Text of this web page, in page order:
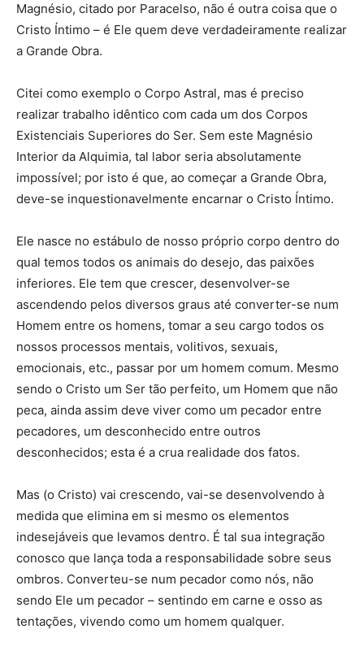
Magnésio, citado por Paracelso, não é outra coisa que o
Cristo Íntimo – é Ele quem deve verdadeiramente realizar
a Grande Obra.
Citei como exemplo o Corpo Astral, mas é preciso
realizar trabalho idêntico com cada um dos Corpos
Existenciais Superiores do Ser. Sem este Magnésio
Interior da Alquimia, tal labor seria absolutamente
impossível; por isto é que, ao começar a Grande Obra,
deve-se inquestionavelmente encarnar o Cristo Íntimo.
Ele nasce no estábulo de nosso próprio corpo dentro do
qual temos todos os animais do desejo, das paixões
inferiores. Ele tem que crescer, desenvolver-se
ascendendo pelos diversos graus até converter-se num
Homem entre os homens, tomar a seu cargo todos os
nossos processos mentais, volitivos, sexuais,
emocionais, etc., passar por um homem comum. Mesmo
sendo o Cristo um Ser tão perfeito, um Homem que não
peca, ainda assim deve viver como um pecador entre
pecadores, um desconhecido entre outros
desconhecidos; esta é a crua realidade dos fatos.
Mas (o Cristo) vai crescendo, vai-se desenvolvendo à
medida que elimina em si mesmo os elementos
indesejáveis que levamos dentro. É tal sua integração
conosco que lança toda a responsabilidade sobre seus
ombros. Converteu-se num pecador como nós, não
sendo Ele um pecador – sentindo em carne e osso as
tentações, vivendo como um homem qualquer.